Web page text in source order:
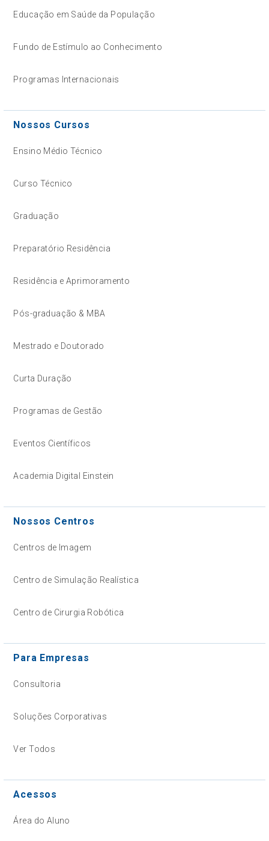
Educação em Saúde da População
Fundo de Estímulo ao Conhecimento
Programas Internacionais
Nossos Cursos
Ensino Médio Técnico
Curso Técnico
Graduação
Preparatório Residência
Residência e Aprimoramento
Pós-graduação & MBA
Mestrado e Doutorado
Curta Duração
Programas de Gestão
Eventos Científicos
Academia Digital Einstein
Nossos Centros
Centros de Imagem
Centro de Simulação Realística
Centro de Cirurgia Robótica
Para Empresas
Consultoria
Soluções Corporativas
Ver Todos
Acessos
Área do Aluno